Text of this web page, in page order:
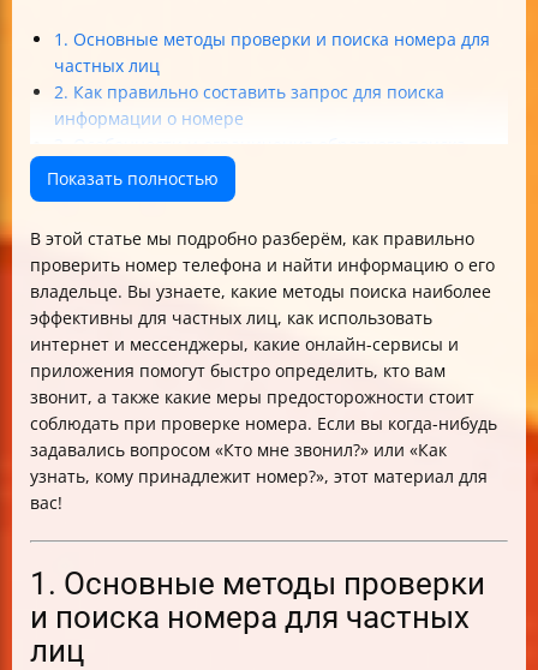
1. Основные методы проверки и поиска номера для
частных лиц
2. Как правильно составить запрос для поиска
информации о номере
номера в интернете
4. Преимущества приложений Truecaller и GetContact
5. Использование онлайн-ресурсов и специальных
инструментов
6. Проверка номера через мессенджеры и
идентификация звонка
7. Важные рекомендации и предосторожности при
проверке номера
Итог: как правильно проверить номер телефона
Показать полностью
В этой статье мы подробно разберём, как правильно
проверить номер телефона и найти информацию о его
владельце. Вы узнаете, какие методы поиска наиболее
эффективны для частных лиц, как использовать
интернет и мессенджеры, какие онлайн-сервисы и
приложения помогут быстро определить, кто вам
звонит, а также какие меры предосторожности стоит
соблюдать при проверке номера. Если вы когда-нибудь
задавались вопросом «Кто мне звонил?» или «Как
узнать, кому принадлежит номер?», этот материал для
вас!
1. Основные методы проверки
и поиска номера для частных
лиц